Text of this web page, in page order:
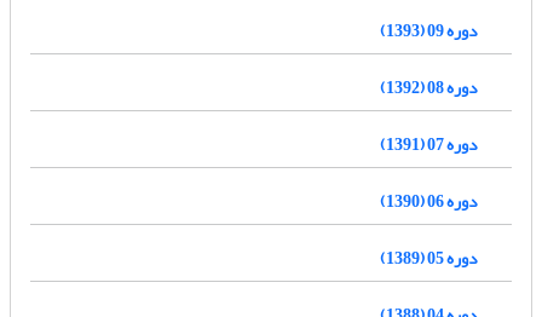
دوره 09 (1393)
دوره 08 (1392)
دوره 07 (1391)
دوره 06 (1390)
دوره 05 (1389)